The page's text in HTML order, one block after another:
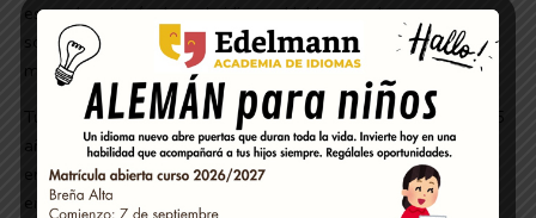
esconden detrás de cada idioma. Hablar otra lengua no es
solo aprender vocabulario: es abrir la puerta a nuevas
maneras de pensar, sentir y conectar con el mundo.
Tuve mi primer contacto como profesora de idiomas a los 15
años, cuando algunos padres me preguntaban si podía
enseñarles a sus hijos. Aquella primera experiencia despertó
en mí la pasión por la enseñanza. Estudié toda mi etapa